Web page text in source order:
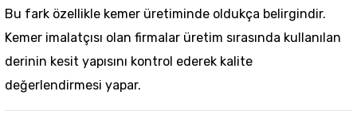
Bu fark özellikle kemer üretiminde oldukça belirgindir.
Kemer imalatçısı olan firmalar üretim sırasında kullanılan
derinin kesit yapısını kontrol ederek kalite
değerlendirmesi yapar.